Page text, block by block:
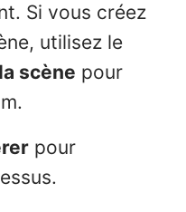
Si vous créez
utilisez le
scène pour
pour